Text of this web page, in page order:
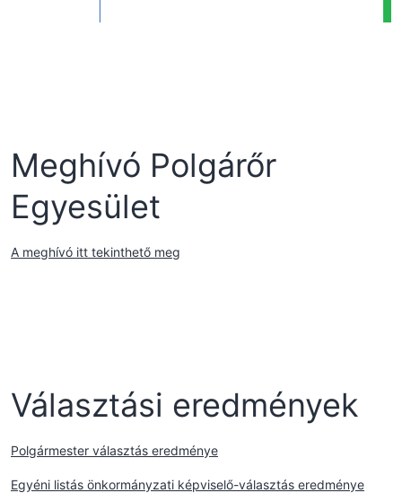
Meghívó Polgárőr
Egyesület
A meghívó itt tekinthető meg
Választási eredmények
Polgármester választás eredménye
Egyéni listás önkormányzati képviselő-választás eredménye